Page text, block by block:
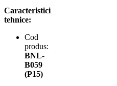
Caracteristici
tehnice:
Cod
produs:
BNL-
B059
(P15)